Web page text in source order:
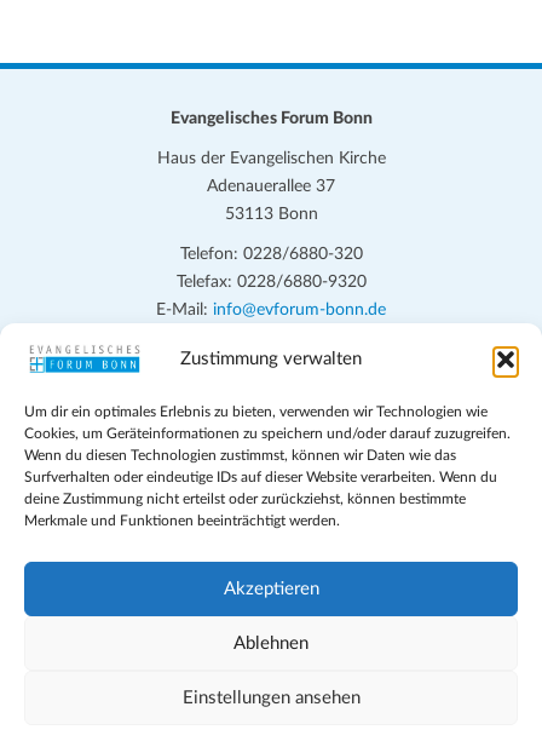
Zustimmung verwalten
Um dir ein optimales Erlebnis zu bieten, verwenden wir Technologien wie
Cookies, um Geräteinformationen zu speichern und/oder darauf zuzugreifen.
Wenn du diesen Technologien zustimmst, können wir Daten wie das
Surfverhalten oder eindeutige IDs auf dieser Website verarbeiten. Wenn du
deine Zustimmung nicht erteilst oder zurückziehst, können bestimmte
Merkmale und Funktionen beeinträchtigt werden.
Akzeptieren
Ablehnen
Einstellungen ansehen
Evangelisches Forum Bonn
Haus der Evangelischen Kirche
Adenauerallee 37
53113 Bonn
Telefon: 0228/6880-320
Telefax: 0228/6880-9320
E-Mail: info@evforum-bonn.de
Das Evangelische Forum Bonn will in seinen zentralen
persönlichen, beruflichen, kirchlichen und öffentlichen Lebens
eingehen, zu offener Begegnung und ehrlicher Auseinandersetzung
anregen und mithelfen, aus der Verheißung des Evangeliums heraus
im individuellen und gesellschaftlichen Leben verantwortlich zu
denken, zu reden und zu handeln.
Impressum
Teilnahmebedingungen
Cookie-Richtlinie (EU)